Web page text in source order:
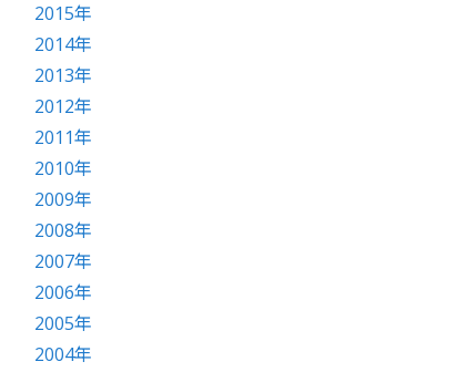
2015年
2014年
2013年
2012年
2011年
2010年
2009年
2008年
2007年
2006年
2005年
2004年